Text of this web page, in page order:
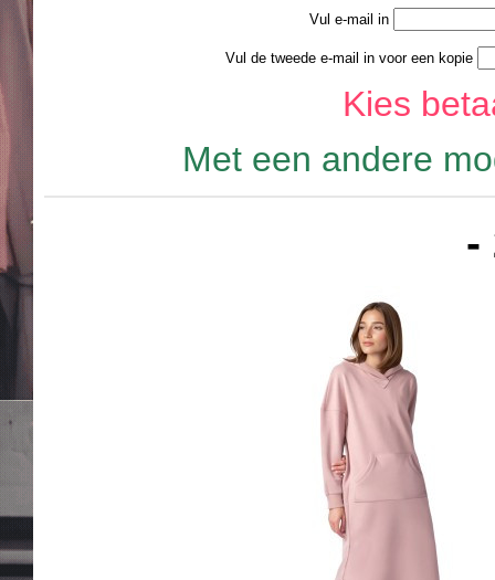
Vul e-mail in
Vul de tweede e-mail in voor een kopie
Kies
Met een andere
-